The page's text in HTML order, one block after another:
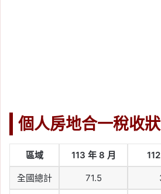
個人房地合一稅收
區域 113 年 8 月 112
全國總計 71.5